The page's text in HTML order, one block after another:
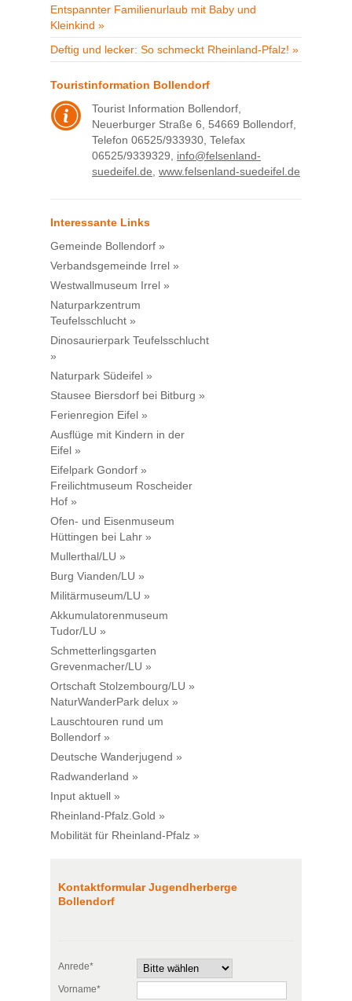
Entspannter Familienurlaub mit Baby und
Kleinkind »
Deftig und lecker: So schmeckt Rheinland-Pfalz! »
Touristinformation Bollendorf
Tourist Information Bollendorf,
Neuerburger Straße 6, 54669 Bollendorf,
Telefon 06525/933930, Telefax
06525/9339329, info@felsenland-
suedeifel.de, www.felsenland-suedeifel.de
Interessante Links
Gemeinde Bollendorf »
Verbandsgemeinde Irrel »
Westwallmuseum Irrel »
Naturparkzentrum
Teufelsschlucht »
Dinosaurierpark Teufelsschlucht
»
Naturpark Südeifel »
Stausee Biersdorf bei Bitburg »
Ferienregion Eifel »
Ausflüge mit Kindern in der
Eifel »
Eifelpark Gondorf »
Freilichtmuseum Roscheider
Hof »
Ofen- und Eisenmuseum
Hüttingen bei Lahr »
Mullerthal/LU »
Burg Vianden/LU »
Militärmuseum/LU »
Akkumulatorenmuseum
Tudor/LU »
Schmetterlingsgarten
Grevenmacher/LU »
Ortschaft Stolzembourg/LU »
NaturWanderPark delux »
Lauschtouren rund um
Bollendorf »
Deutsche Wanderjugend »
Radwanderland »
Input aktuell »
Rheinland-Pfalz.Gold »
Mobilität für Rheinland-Pfalz »
Kontaktformular Jugendherberge
Bollendorf
Anrede*
Vorname*